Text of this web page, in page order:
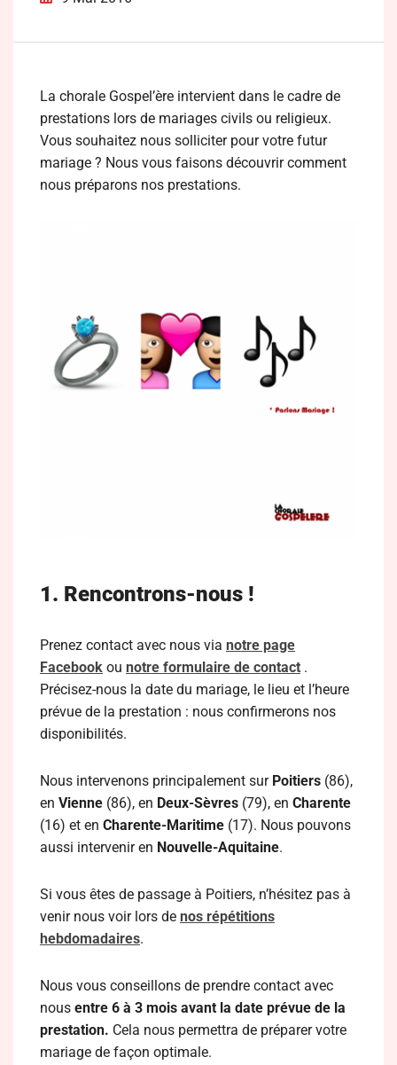
La chorale Gospel’ère intervient dans le cadre de
prestations lors de mariages civils ou religieux.
Vous souhaitez nous solliciter pour votre futur
mariage ? Nous vous faisons découvrir comment
nous préparons nos prestations.
1. Rencontrons-nous !
Prenez contact avec nous via notre page
Facebook ou notre formulaire de contact .
Précisez-nous la date du mariage, le lieu et l’heure
prévue de la prestation : nous confirmerons nos
disponibilités.
Nous intervenons principalement sur Poitiers (86),
en Vienne (86), en Deux-Sèvres (79), en Charente
(16) et en Charente-Maritime (17). Nous pouvons
aussi intervenir en Nouvelle-Aquitaine.
Si vous êtes de passage à Poitiers, n’hésitez pas à
venir nous voir lors de nos répétitions
hebdomadaires.
Nous vous conseillons de prendre contact avec
nous entre 6 à 3 mois avant la date prévue de la
prestation. Cela nous permettra de préparer votre
mariage de façon optimale.